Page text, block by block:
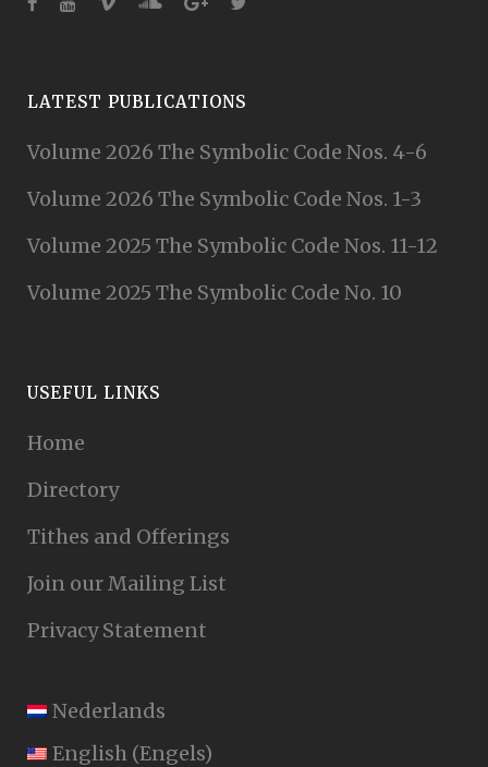
LATEST PUBLICATIONS
Volume 2026 The Symbolic Code Nos. 4-6
Volume 2026 The Symbolic Code Nos. 1-3
Volume 2025 The Symbolic Code Nos. 11-12
Volume 2025 The Symbolic Code No. 10
USEFUL LINKS
Home
Directory
Tithes and Offerings
Join our Mailing List
Privacy Statement
Nederlands
English (Engels)